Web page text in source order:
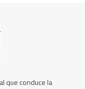
que conduce la